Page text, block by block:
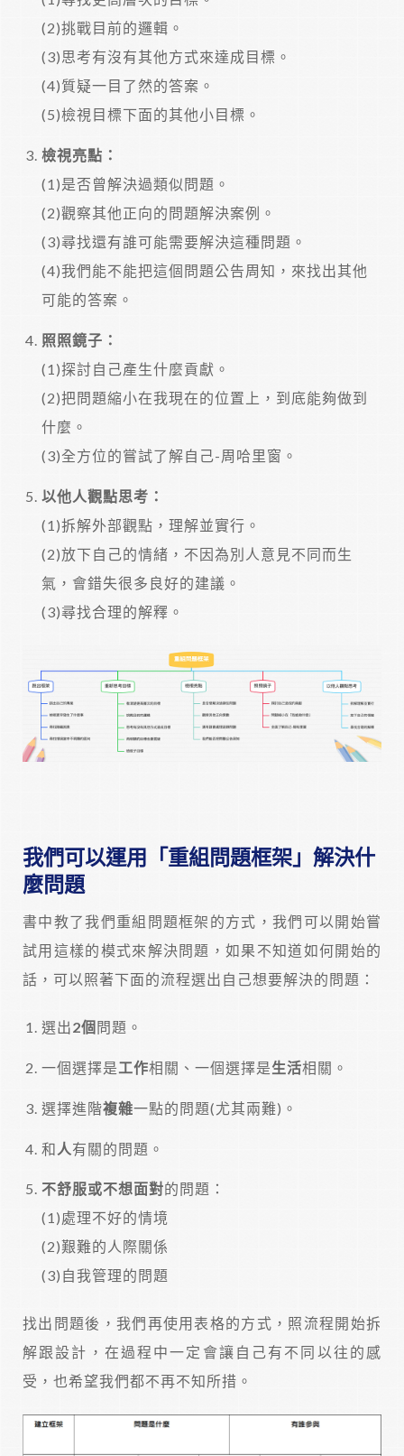
(2)挑戰目前的邏輯。
(3)思考有沒有其他方式來達成目標。
(4)質疑一目了然的答案。
(5)檢視目標下面的其他小目標。
檢視亮點：
(1)是否曾解決過類似問題。
(2)觀察其他正向的問題解決案例。
(3)尋找還有誰可能需要解決這種問題。
(4)我們能不能把這個問題公告周知，來找出其他
可能的答案。
照照鏡子：
(1)探討自己產生什麼貢獻。
(2)把問題縮小在我現在的位置上，到底能夠做到
什麼。
(3)全方位的嘗試了解自己-周哈里窗。
以他人觀點思考：
(1)拆解外部觀點，理解並實行。
(2)放下自己的情緒，不因為別人意見不同而生
氣，會錯失很多良好的建議。
(3)尋找合理的解釋。
我們可以運用「重組問題框架」解決什
麼問題
書中教了我們重組問題框架的方式，我們可以開始嘗
試用這樣的模式來解決問題，如果不知道如何開始的
話，可以照著下面的流程選出自己想要解決的問題：
選出2個 問題。
一個選擇是工作相關、一個選擇是生活相關。
選擇進階複雜一點的問題(尤其兩難)。
和 人 有關的問題。
不舒服或不想面對的問題：
(1)處理不好的情境
(2)艱難的人際關係
(3)自我管理的問題
找出問題後，我們再使用表格的方式，照流程開始拆
解跟設計，在過程中一定會讓自己有不同以往的感
受，也希望我們都不再不知所措。